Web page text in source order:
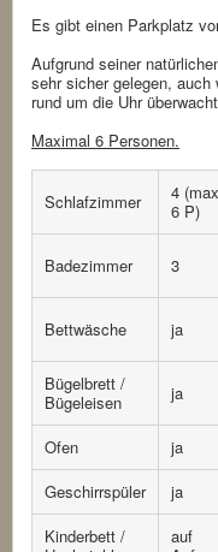
Es gibt einen Parkplatz
Aufgrund seiner
sehr sicher gelegen,
rund um die Uhr
Maximal 6 Personen.
Schlafzimmer
4
6 P)
Badezimmer 3
Bettwäsche ja
Bügelbrett /
Bügeleisen
ja
Ofen ja
Geschirrspüler
ja
Kinderbett /
auf